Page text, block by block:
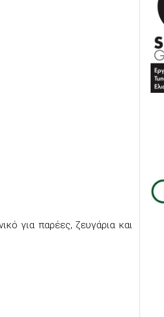
για παρέες, ζευγάρια και